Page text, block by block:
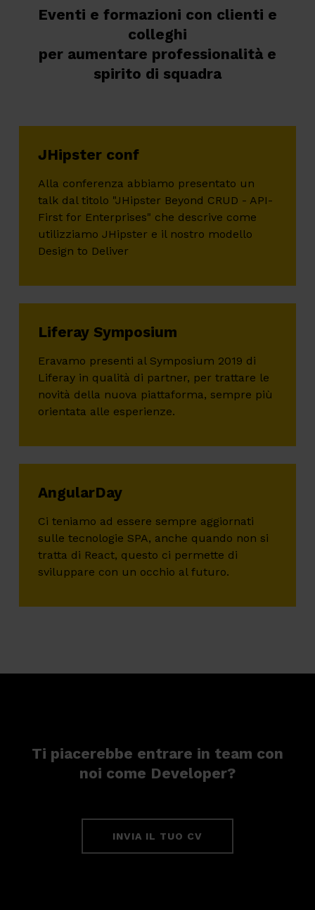
Eventi e formazioni con clienti e
colleghi
per aumentare professionalità e
spirito di squadra
JHipster conf
Alla conferenza abbiamo presentato un
talk dal titolo "JHipster Beyond CRUD - API-
First for Enterprises" che descrive come
utilizziamo JHipster e il nostro modello
Design to Deliver
Liferay Symposium
Eravamo presenti al Symposium 2019 di
Liferay in qualità di partner, per trattare le
novità della nuova piattaforma, sempre più
orientata alle esperienze.
AngularDay
Ci teniamo ad essere sempre aggiornati
sulle tecnologie SPA, anche quando non si
tratta di React, questo ci permette di
sviluppare con un occhio al futuro.
Ti piacerebbe entrare in team con
noi come Developer?
INVIA IL TUO CV